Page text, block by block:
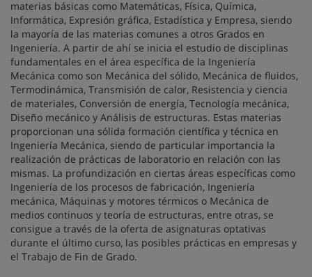
materias básicas como Matemáticas, Física, Química,
Informática, Expresión gráfica, Estadística y Empresa, siendo
la mayoría de las materias comunes a otros Grados en
Ingeniería. A partir de ahí se inicia el estudio de disciplinas
fundamentales en el área específica de la Ingeniería
Mecánica como son Mecánica del sólido, Mecánica de fluidos,
Termodinámica, Transmisión de calor, Resistencia y ciencia
de materiales, Conversión de energía, Tecnología mecánica,
Diseño mecánico y Análisis de estructuras. Estas materias
proporcionan una sólida formación científica y técnica en
Ingeniería Mecánica, siendo de particular importancia la
realización de prácticas de laboratorio en relación con las
mismas. La profundización en ciertas áreas específicas como
Ingeniería de los procesos de fabricación, Ingeniería
mecánica, Máquinas y motores térmicos o Mecánica de
medios continuos y teoría de estructuras, entre otras, se
consigue a través de la oferta de asignaturas optativas
durante el último curso, las posibles prácticas en empresas y
el Trabajo de Fin de Grado.